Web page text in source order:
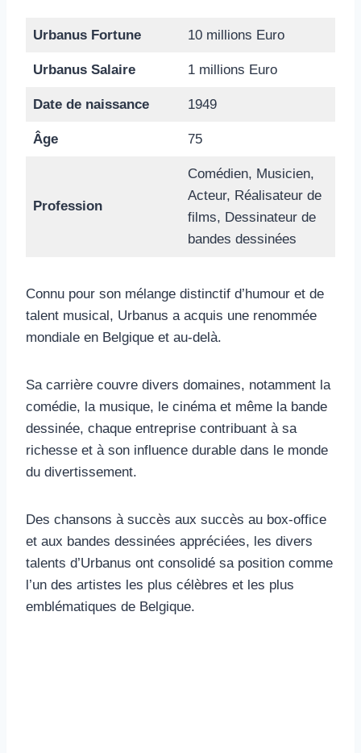
Urbanus Fortune 10 millions Euro
Urbanus Salaire 1 millions Euro
Date de naissance 1949
Âge 75
Profession
Comédien, Musicien,
Acteur, Réalisateur de
films, Dessinateur de
bandes dessinées
Connu pour son mélange distinctif d’humour et de
talent musical, Urbanus a acquis une renommée
mondiale en Belgique et au-delà.
Sa carrière couvre divers domaines, notamment la
comédie, la musique, le cinéma et même la bande
dessinée, chaque entreprise contribuant à sa
richesse et à son influence durable dans le monde
du divertissement.
Des chansons à succès aux succès au box-office
et aux bandes dessinées appréciées, les divers
talents d’Urbanus ont consolidé sa position comme
l’un des artistes les plus célèbres et les plus
emblématiques de Belgique.